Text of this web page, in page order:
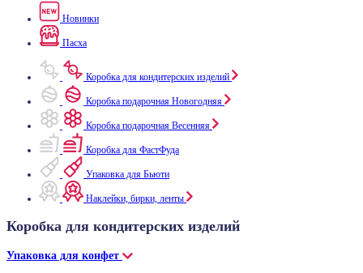
Новинки
Пасха
Коробка для кондитерских изделий
Коробка подарочная Новогодняя
Коробка подарочная Весенняя
Коробка для ФастФуда
Упаковка для Бьюти
Наклейки, бирки, ленты
Коробка для кондитерских изделий
Упаковка для конфет